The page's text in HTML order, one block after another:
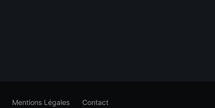
Mentions Légales Contact